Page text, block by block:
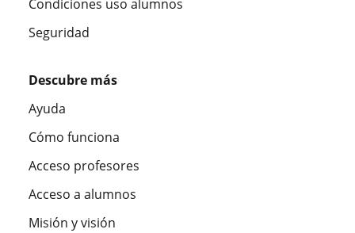
Condiciones uso alumnos
Seguridad
Descubre más
Ayuda
Cómo funciona
Acceso profesores
Acceso a alumnos
Misión y visión